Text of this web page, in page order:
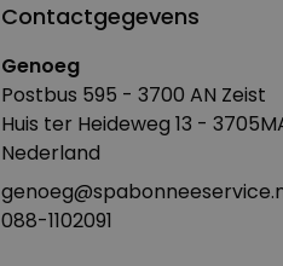
Contactgegevens
Genoeg
Postbus 595 - 3700 AN Zeist
Huis ter Heideweg 13 -
Nederland
088-1102091